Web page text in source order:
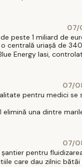
07/
peste 1 miliard de
centrală uriașă de
Energy Iasi,
07/
pentru medici se
elimină una dintre
07/
pentru
care dau zilnic